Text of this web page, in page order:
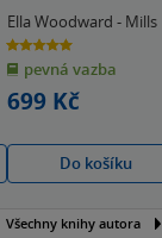
Cookbook
Ella Woodward - Mills
5.0
z
5
hvězdiček
pevná vazba
699 Kč
Do košíku
Všechny knihy autora